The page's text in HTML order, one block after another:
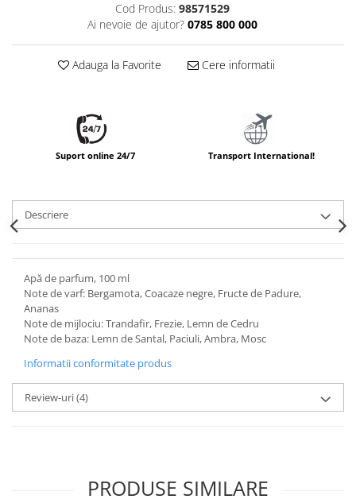
Cod Produs: 98571529
Ai nevoie de ajutor? 0785 800 000
Adauga la Favorite Cere informatii
Suport online 24/7 Transport International!
Descriere
Apă de parfum, 100 ml
Note de varf: Bergamota, Coacaze negre, Fructe de Padure,
Ananas
Note de mijlociu: Trandafir, Frezie, Lemn de Cedru
Note de baza: Lemn de Santal, Paciuli, Ambra, Mosc
Informatii conformitate produs
Review-uri(4)
PRODUSE SIMILARE